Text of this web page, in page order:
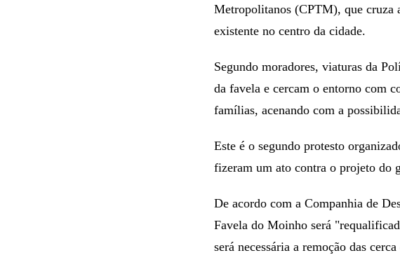
Metropolitanos (CPTM), que cruza
existente no centro da cidade.
Segundo moradores, viaturas da
da favela e cercam o entorno com
famílias, acenando com a
Este é o segundo protesto
fizeram um ato contra o projeto do
De acordo com a Companhia de
Favela do Moinho será
será necessária a remoção das